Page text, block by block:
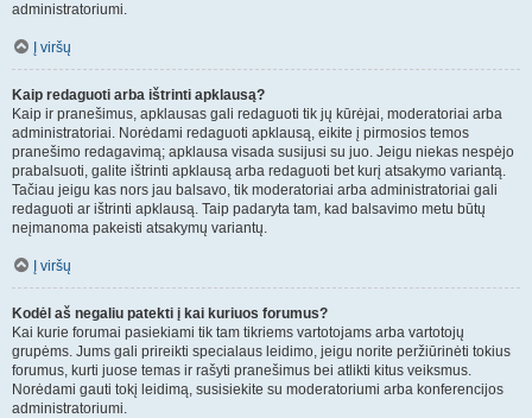
administratoriumi.
Į viršų
Kaip redaguoti arba ištrinti apklausą?
Kaip ir pranešimus, apklausas gali redaguoti tik jų kūrėjai, moderatoriai arba
administratoriai. Norėdami redaguoti apklausą, eikite į pirmosios temos
pranešimo redagavimą; apklausa visada susijusi su juo. Jeigu niekas nespėjo
prabalsuoti, galite ištrinti apklausą arba redaguoti bet kurį atsakymo variantą.
Tačiau jeigu kas nors jau balsavo, tik moderatoriai arba administratoriai gali
redaguoti ar ištrinti apklausą. Taip padaryta tam, kad balsavimo metu būtų
neįmanoma pakeisti atsakymų variantų.
Į viršų
Kodėl aš negaliu patekti į kai kuriuos forumus?
Kai kurie forumai pasiekiami tik tam tikriems vartotojams arba vartotojų
grupėms. Jums gali prireikti specialaus leidimo, jeigu norite peržiūrinėti tokius
forumus, kurti juose temas ir rašyti pranešimus bei atlikti kitus veiksmus.
Norėdami gauti tokį leidimą, susisiekite su moderatoriumi arba konferencijos
administratoriumi.